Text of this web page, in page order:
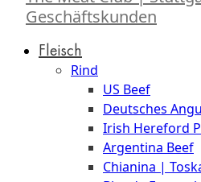
Geschäftskunden
Fleisch
Rind
US Beef
Deutsches
Irish Hereford
Argentina Beef
Chianina |